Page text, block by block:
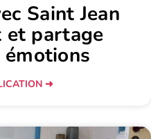
Saint Jean
et partage
➜